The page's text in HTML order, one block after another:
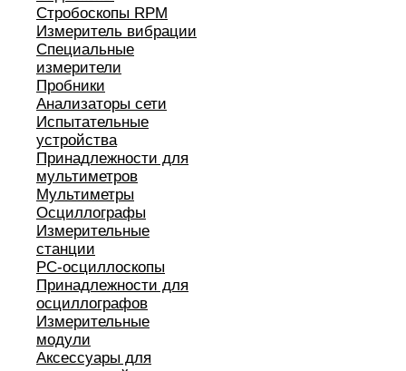
Стробоскопы RPM
Измеритель вибрации
Специальные
измерители
Пробники
Анализаторы сети
Испытательные
устройства
Принадлежности для
мультиметров
Мультиметры
Осциллографы
Измерительные
станции
РС-осциллоскопы
Принадлежности для
осциллографов
Измерительные
модули
Аксессуары для